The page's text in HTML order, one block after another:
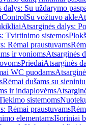
dalys: Su uždarymo
Su vožtuvo akle
Atsarginės dalys:
Tvirtinimo sistemos
Rėmai praustuvams
ir voniomsAtsarginės
PriedaiAtsarginės
WC puodams
Rėmai dušams su
ir indaplovėms
sistemoms
Rėmai praustuvams
elementamsIšoriniai